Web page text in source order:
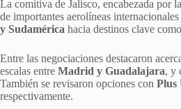
La comitiva de Jalisco, encabezada por
de importantes aerolíneas
y Sudamérica hacia destinos clave como
Entre las negociaciones destacaron
escalas entre Madrid y Guadalajara, y
También se revisaron opciones con Plus
respectivamente.